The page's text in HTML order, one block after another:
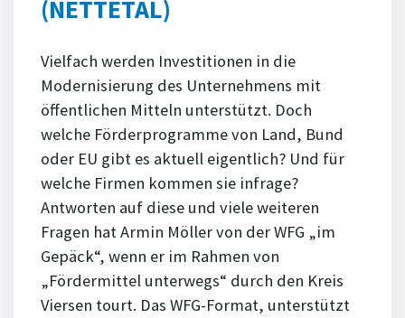
(NETTETAL)
Vielfach werden Investitionen in die
Modernisierung des Unternehmens mit
öffentlichen Mitteln unterstützt. Doch
welche Förderprogramme von Land, Bund
oder EU gibt es aktuell eigentlich? Und für
welche Firmen kommen sie infrage?
Antworten auf diese und viele weiteren
Fragen hat Armin Möller von der WFG „im
Gepäck“, wenn er im Rahmen von
„Fördermittel unterwegs“ durch den Kreis
Viersen tourt. Das WFG-Format, unterstützt